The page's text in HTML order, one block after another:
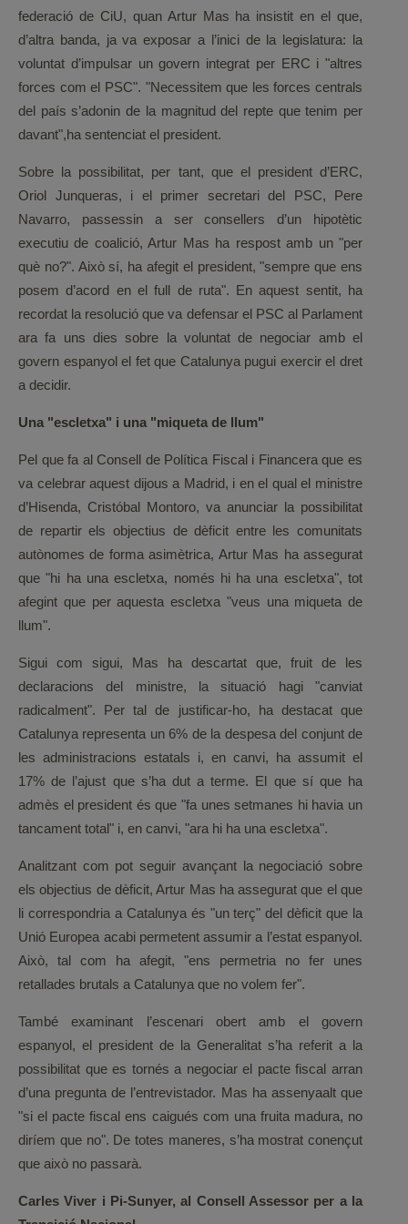
federació de CiU, quan Artur Mas ha insistit en el que,
d’altra banda, ja va exposar a l’inici de la legislatura: la
voluntat d’impulsar un govern integrat per ERC i "altres
forces com el PSC". "Necessitem que les forces centrals
del país s’adonin de la magnitud del repte que tenim per
davant",ha sentenciat el president.
Sobre la possibilitat, per tant, que el president d’ERC,
Oriol Junqueras, i el primer secretari del PSC, Pere
Navarro, passessin a ser consellers d’un hipotètic
executiu de coalició, Artur Mas ha respost amb un "per
què no?". Això sí, ha afegit el president, "sempre que ens
posem d’acord en el full de ruta". En aquest sentit, ha
recordat la resolució que va defensar el PSC al Parlament
ara fa uns dies sobre la voluntat de negociar amb el
govern espanyol el fet que Catalunya pugui exercir el dret
a decidir.
Una "escletxa" i una "miqueta de llum"
Pel que fa al Consell de Política Fiscal i Financera que es
va celebrar aquest dijous a Madrid, i en el qual el ministre
d’Hisenda, Cristóbal Montoro, va anunciar la possibilitat
de repartir els objectius de dèficit entre les comunitats
autònomes de forma asimètrica, Artur Mas ha assegurat
que "hi ha una escletxa, només hi ha una escletxa", tot
afegint que per aquesta escletxa "veus una miqueta de
llum".
Sigui com sigui, Mas ha descartat que, fruit de les
declaracions del ministre, la situació hagi "canviat
radicalment". Per tal de justificar-ho, ha destacat que
Catalunya representa un 6% de la despesa del conjunt de
les administracions estatals i, en canvi, ha assumit el
17% de l’ajust que s’ha dut a terme. El que sí que ha
admès el president és que "fa unes setmanes hi havia un
tancament total" i, en canvi, "ara hi ha una escletxa".
Analitzant com pot seguir avançant la negociació sobre
els objectius de dèficit, Artur Mas ha assegurat que el que
li correspondria a Catalunya és "un terç" del dèficit que la
Unió Europea acabi permetent assumir a l’estat espanyol.
Això, tal com ha afegit, "ens permetria no fer unes
retallades brutals a Catalunya que no volem fer".
També examinant l’escenari obert amb el govern
espanyol, el president de la Generalitat s’ha referit a la
possibilitat que es tornés a negociar el pacte fiscal arran
d’una pregunta de l’entrevistador. Mas ha assenyaalt que
"si el pacte fiscal ens caigués com una fruita madura, no
diríem que no". De totes maneres, s’ha mostrat conençut
que això no passarà.
Carles Viver i Pi-Sunyer, al Consell Assessor per a la